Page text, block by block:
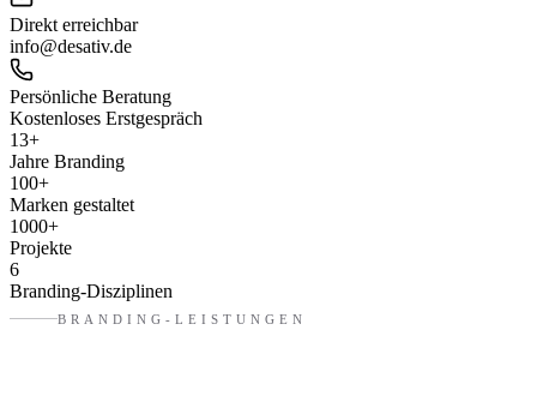
Direkt erreichbar
info@desativ.de
Persönliche Beratung
Kostenloses Erstgespräch
13+
Jahre Branding
100+
Marken gestaltet
1000+
Projekte
6
Branding-Disziplinen
BRANDING-LEISTUNGEN